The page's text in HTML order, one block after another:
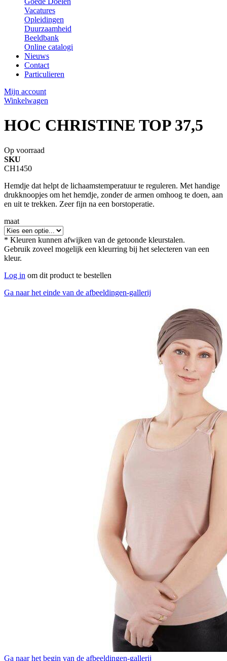
Vacatures
Opleidingen
Duurzaamheid
Beeldbank
Online catalogi
Nieuws
Contact
Particulieren
Mijn account
Winkelwagen
HOC CHRISTINE TOP 37,5
Op voorraad
SKU
CH1450
Hemdje dat helpt de lichaamstemperatuur te reguleren. Met handige
drukknoopjes om het hemdje, zonder de armen omhoog te doen, aan
en uit te trekken. Zeer fijn na een borstoperatie.
maat
* Kleuren kunnen afwijken van de getoonde kleurstalen.
Gebruik zoveel mogelijk een kleurring bij het selecteren van een
kleur.
Log in om dit product te bestellen
Ga naar het einde van de afbeeldingen-gallerij
Ga naar het begin van de afbeeldingen-gallerij